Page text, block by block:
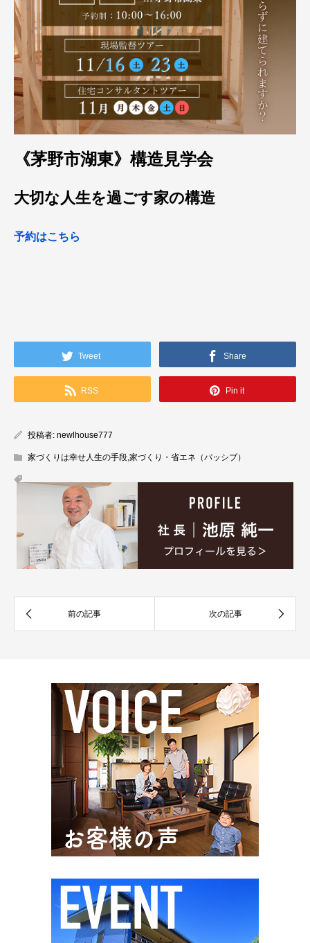
《茅野市湖東》構造見学会
大切な人生を過ごす家の構造
予約はこちら
Tweet Share
RSS Pin it
投稿者: newlhouse777
家づくりは幸せ人生の手段,家づくり・省エネ（パッシブ）